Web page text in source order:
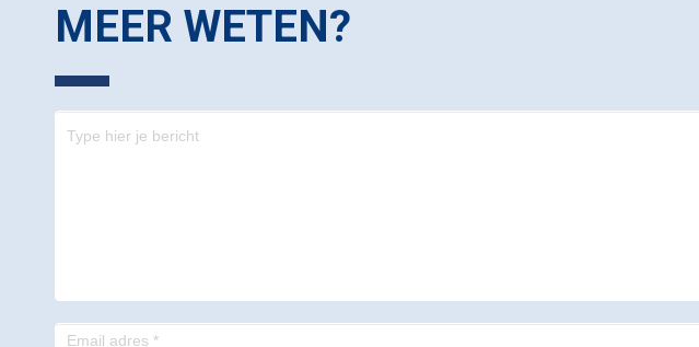
MEER WETEN?
Contact